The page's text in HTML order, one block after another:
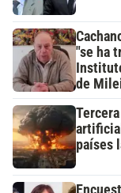
"se ha
de
países